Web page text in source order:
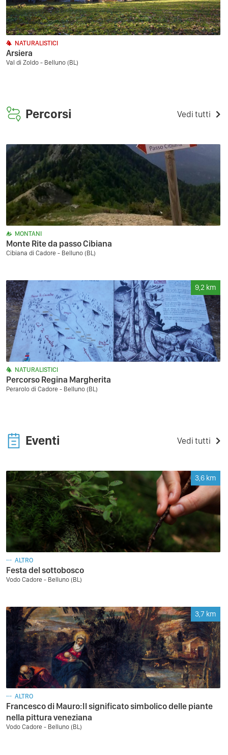
NATURALISTICI
Arsiera
Val di Zoldo - Belluno (BL)
Percorsi Vedi tutti
MONTANI
Monte Rite da passo Cibiana
Cibiana di Cadore - Belluno (BL)
9,2 km
NATURALISTICI
Percorso Regina Margherita
Perarolo di Cadore - Belluno (BL)
Eventi Vedi tutti
3,6 km
ALTRO
Festa del sottobosco
Vodo Cadore - Belluno (BL)
3,7 km
ALTRO
Francesco di Mauro:Il significato simbolico delle piante
nella pittura veneziana
Vodo Cadore - Belluno (BL)